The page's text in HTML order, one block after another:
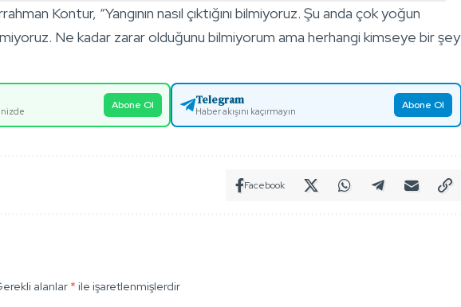
Kontur, “Yangının nasıl çıktığını bilmiyoruz. Şu anda çok yoğun
Ne kadar zarar olduğunu bilmiyorum ama herhangi kimseye bir şey
Abone Ol Telegram
Haber akışını kaçırmayın Abone Ol
Facebook
alanlar * ile işaretlenmişlerdir